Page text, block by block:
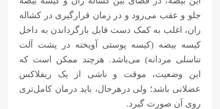
جلو و عقب می‌رود و در زمان قرارگیری در کشاله
ران، اغلب به کمک دست قابل بازگرداندن به داخل
کیسه بیضه (کیسه پوستی آویخته در پشت آلت
تناسلی مردانه) می‌باشد. هرچند ممکن است که
این وضعیت، موقت و ناشی از یک ریفلاکس
عضلانی باشد؛ ولی درهرحال، باید درمان کامل‌تری
روی آن صورت گیرد.